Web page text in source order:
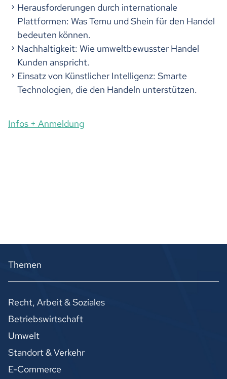
Herausforderungen durch internationale
Plattformen: Was Temu und Shein für den Handel
bedeuten können.
Nachhaltigkeit: Wie umweltbewusster Handel
Kunden anspricht.
Einsatz von Künstlicher Intelligenz: Smarte
Technologien, die den Handeln unterstützen.
Infos + Anmeldung
Themen
Recht, Arbeit & Soziales
Betriebswirtschaft
Umwelt
Standort & Verkehr
E-Commerce